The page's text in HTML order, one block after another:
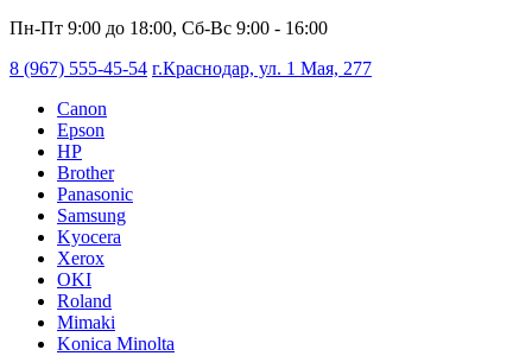
Пн-Пт 9:00 до 18:00, Сб-Вс 9:00 - 16:00
8 (967) 555-45-54 г.Краснодар, ул. 1 Мая, 277
Canon
Epson
HP
Brother
Panasonic
Samsung
Kyocera
Xerox
OKI
Roland
Mimaki
Konica Minolta